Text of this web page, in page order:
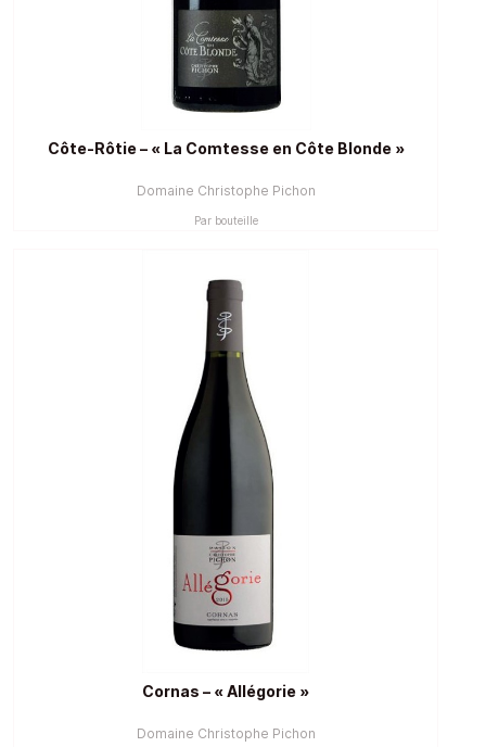
Côte-Rôtie – « La Comtesse en Côte Blonde »
Domaine Christophe Pichon
Par bouteille
Cornas – « Allégorie »
Domaine Christophe Pichon